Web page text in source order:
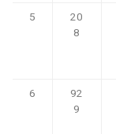
20
8
5
92
9
6